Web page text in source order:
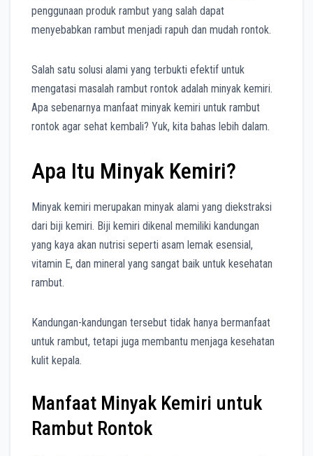
penggunaan produk rambut yang salah dapat
menyebabkan rambut menjadi rapuh dan mudah rontok.
Salah satu solusi alami yang terbukti efektif untuk
mengatasi masalah rambut rontok adalah minyak kemiri.
Apa sebenarnya manfaat minyak kemiri untuk rambut
rontok agar sehat kembali? Yuk, kita bahas lebih dalam.
Apa Itu Minyak Kemiri?
Minyak kemiri merupakan minyak alami yang diekstraksi
dari biji kemiri. Biji kemiri dikenal memiliki kandungan
yang kaya akan nutrisi seperti asam lemak esensial,
vitamin E, dan mineral yang sangat baik untuk kesehatan
rambut.
Kandungan-kandungan tersebut tidak hanya bermanfaat
untuk rambut, tetapi juga membantu menjaga kesehatan
kulit kepala.
Manfaat Minyak Kemiri untuk
Rambut Rontok